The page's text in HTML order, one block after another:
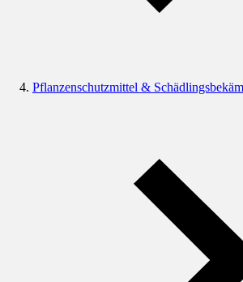
Pflanzenschutzmittel &